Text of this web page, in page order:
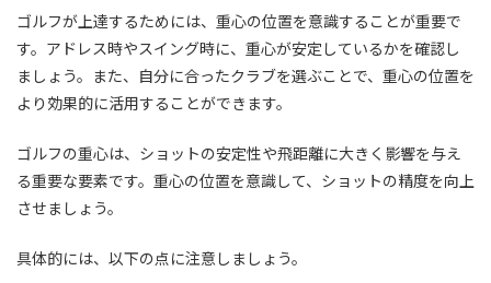
ゴルフが上達するためには、重心の位置を意識することが重要で
す。アドレス時やスイング時に、重心が安定しているかを確認し
ましょう。また、自分に合ったクラブを選ぶことで、重心の位置を
より効果的に活用することができます。
ゴルフの重心は、ショットの安定性や飛距離に大きく影響を与え
る重要な要素です。重心の位置を意識して、ショットの精度を向上
させましょう。
具体的には、以下の点に注意しましょう。